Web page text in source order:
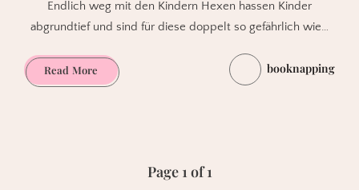
Endlich weg mit den Kindern Hexen hassen Kinder
abgrundtief und sind für diese doppelt so gefährlich wie…
Read More[Comics
für
booknapping
Page 1 of 1